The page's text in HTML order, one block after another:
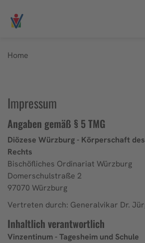
Home
Impressum
Angaben gemäß § 5 TMG
Diözese Würzburg - Körperschaft
Rechts
Bischöfliches Ordinariat Würzburg
Domerschulstraße 2
97070 Würzburg
Vertreten durch: Generalvikar Dr.
Inhaltlich verantwortlich
Vinzentinum - Tagesheim und Schule